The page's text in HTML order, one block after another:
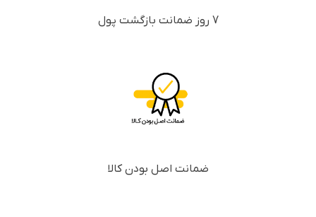
7 روز ضمانت بازگشت پول
ضمانت اصل بودن کالا